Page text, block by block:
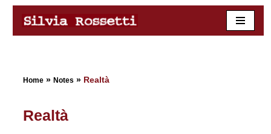
Skip
Home» Notes » Realtà
Realtà